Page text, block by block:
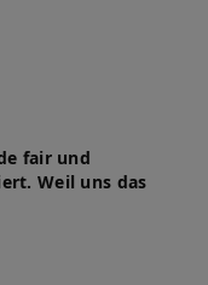
fair und
Weil uns das